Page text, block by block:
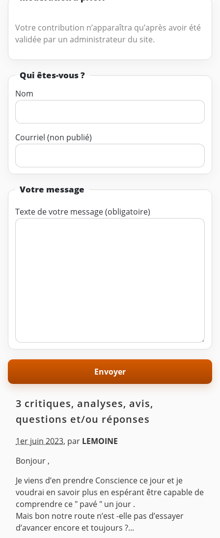
Votre contribution n’apparaîtra qu’après avoir été
validée par un administrateur du site.
Qui êtes-vous ?
Nom
Courriel (non publié)
Votre message
Texte de votre message (obligatoire)
3 critiques, analyses, avis,
questions et/ou réponses
1er juin 2023, par LEMOINE
Bonjour ,
Je viens d’en prendre Conscience ce jour et je
voudrai en savoir plus en espérant être capable de
comprendre ce " pavé " un jour .
Mais bon notre route n’est -elle pas d’essayer
d’avancer encore et toujours ?...